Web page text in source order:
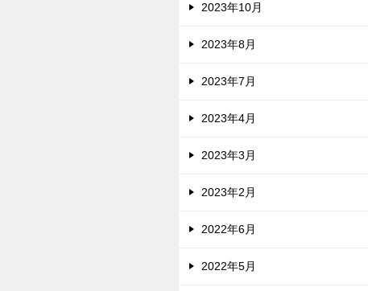
2023年10月
2023年8月
2023年7月
2023年4月
2023年3月
2023年2月
2022年6月
2022年5月